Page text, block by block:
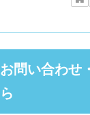
お問い合わせ
ら